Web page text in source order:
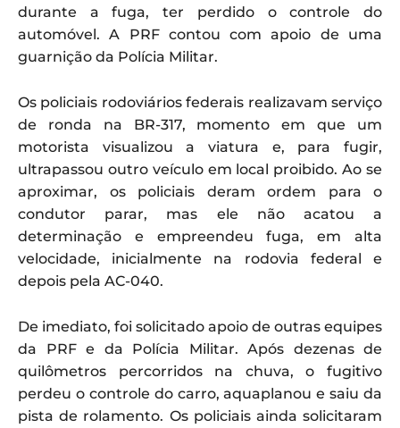
durante a fuga, ter perdido o controle do
automóvel. A PRF contou com apoio de uma
guarnição da Polícia Militar.
Os policiais rodoviários federais realizavam serviço
de ronda na BR-317, momento em que um
motorista visualizou a viatura e, para fugir,
ultrapassou outro veículo em local proibido. Ao se
aproximar, os policiais deram ordem para o
condutor parar, mas ele não acatou a
determinação e empreendeu fuga, em alta
velocidade, inicialmente na rodovia federal e
depois pela AC-040.
De imediato, foi solicitado apoio de outras equipes
da PRF e da Polícia Militar. Após dezenas de
quilômetros percorridos na chuva, o fugitivo
perdeu o controle do carro, aquaplanou e saiu da
pista de rolamento. Os policiais ainda solicitaram